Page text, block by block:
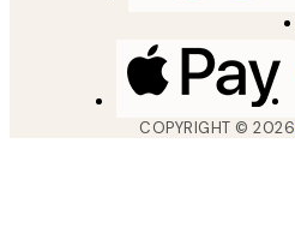
COPYRIGHT ©2026